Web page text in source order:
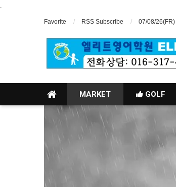
.
Favorite RSS Subscribe 07/08/26(FR)
MARKET GOLF